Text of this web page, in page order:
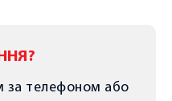
за телефоном або